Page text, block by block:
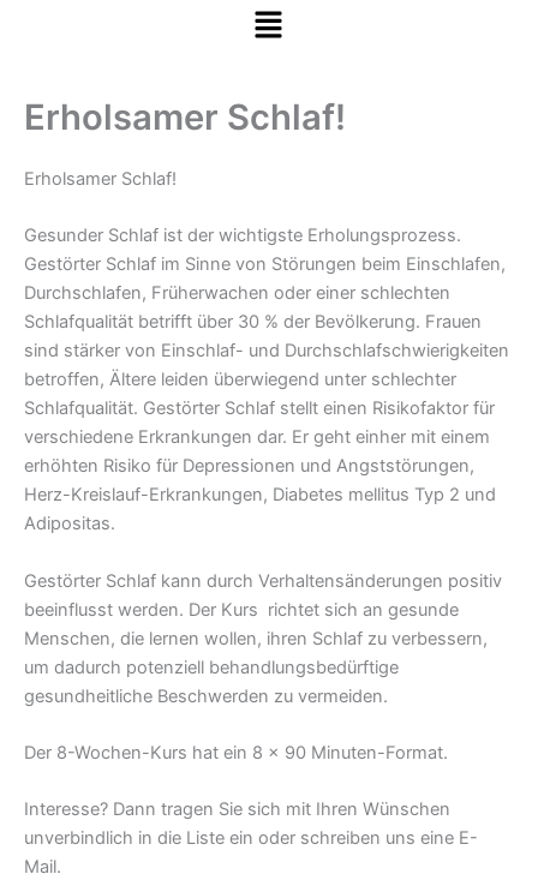
Menü
Erholsamer Schlaf!
Erholsamer Schlaf!
Gesunder Schlaf ist der wichtigste Erholungsprozess.
Gestörter Schlaf im Sinne von Störungen beim Einschlafen,
Durchschlafen, Früherwachen oder einer schlechten
Schlafqualität betrifft über 30 % der Bevölkerung. Frauen
sind stärker von Einschlaf- und Durchschlafschwierigkeiten
betroffen, Ältere leiden überwiegend unter schlechter
Schlafqualität. Gestörter Schlaf stellt einen Risikofaktor für
verschiedene Erkrankungen dar. Er geht einher mit einem
erhöhten Risiko für Depressionen und Angststörungen,
Herz-Kreislauf-Erkrankungen, Diabetes mellitus Typ 2 und
Adipositas.
Gestörter Schlaf kann durch Verhaltensänderungen positiv
beeinflusst werden. Der Kurs richtet sich an gesunde
Menschen, die lernen wollen, ihren Schlaf zu verbessern,
um dadurch potenziell behandlungsbedürftige
gesundheitliche Beschwerden zu vermeiden.
Der 8-Wochen-Kurs hat ein 8 x 90 Minuten-Format.
Interesse? Dann tragen Sie sich mit Ihren Wünschen
unverbindlich in die Liste ein oder schreiben uns eine E-
Mail.